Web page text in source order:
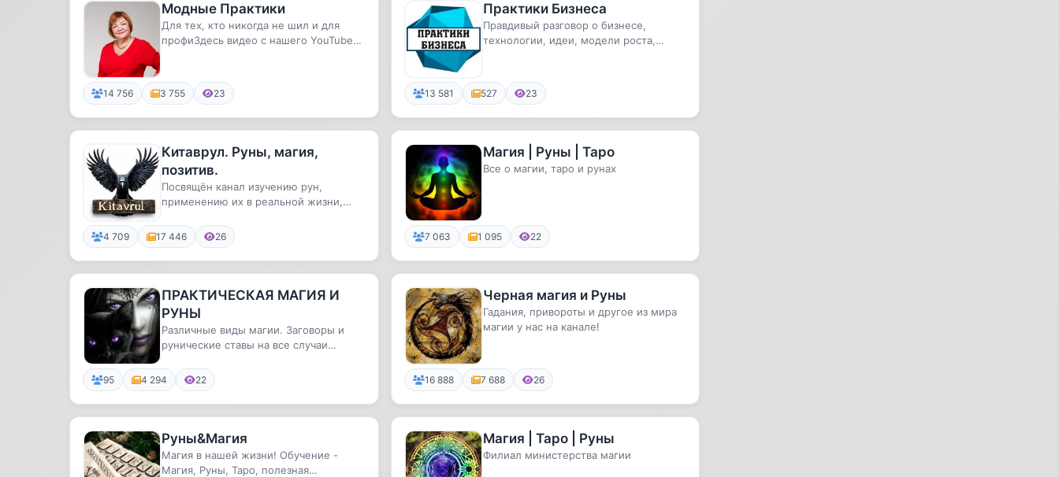
Модные Практики
Для тех, кто никогда не шил и для
профиЗдесь видео с нашего YouTube
14 756 3 755 23
Практики Бизнеса
Правдивый разговор о бизнесе,
технологии, идеи, модели роста,
13 581 527 23
Китаврул. Руны, магия,
позитив.
Посвящён канал изучению рун,
применению их в реальной жизни,
астрологии...
4 709 17 446 26
Магия | Руны | Таро
Все о магии, таро и рунах
7 063 1 095 22
ПРАКТИЧЕСКАЯ МАГИЯ И
РУНЫ
Различные виды магии. Заговоры и
рунические ставы на все случаи
95 4 294 22
Черная магия и Руны
Гадания, привороты и другое из мира
магии у нас на канале!
16 888 7 688 26
Руны&Магия
Магия в нашей жизни! Обучение -
Магия, Руны, Таро, полезная
Магия | Таро | Руны
Филиал министерства магии